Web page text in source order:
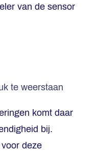
van de sensor
te weerstaan
komt daar
bij.
deze